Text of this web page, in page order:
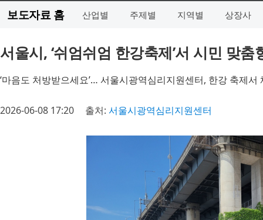
보도자료 홈 산업별 주제별 지역별 상장사
서울시, ‘쉬엄쉬엄 한강축제’서 시민 맞춤
‘마음도 처방받으세요’… 서울시광역심리지원센터, 한강 축제서
2026-06-08 17:20 출처: 서울시광역심리지원센터